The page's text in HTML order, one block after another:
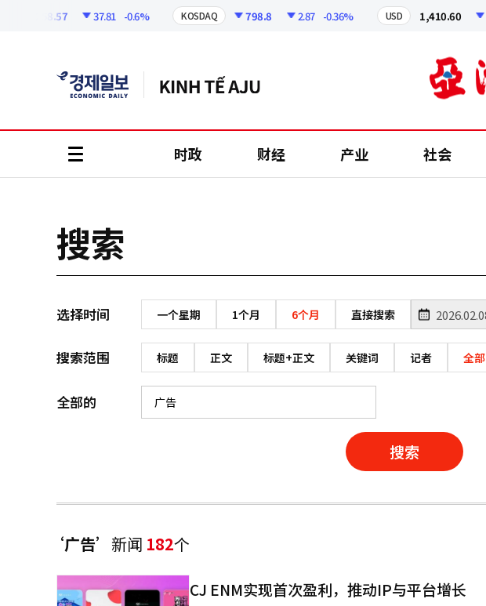
6258.57 37.81 -0.6% KOSDAQ 798.8 2.87 -0.36% USD 1,410.60 13
时政 财经 产业 社会
搜索
选择时间 一个星期 1个月 6个月 直接搜索
搜索范围 标题 正文 标题+正文 关键词 记者 全部
全部的
搜索
‘广告’ 新闻 182个
CJ ENM实现首次盈利，推动IP与平台增长